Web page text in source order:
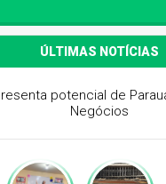
ÚLTIMAS NOTÍCIAS
o melhor Ideb de
Iniciais e supera meta do